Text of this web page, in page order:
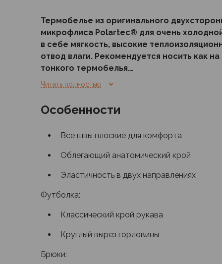
Беговые и спортивные
Пончо и дождевики
Пуховые куртки
Куртки с синтетическим утеплителем
Жилеты
Брюки
Брюки софтшелл и ветрозащита
Брюки с синтетическим утеплителем
Беговые и спортивные
Шорты
Термофутболки
Термотрусы
Толстовки, худи
Нижнее белье
Мужская обувь
Термобелье из оригинального
микрофлиса Polartec® для очень
в себе мягкость, высокие
отвод влаги. Рекомендуется носить как
тонкого термобелья.
профессионалов. Для последних он
и может использоваться в качестве
Читать полностью
Особенности
Все швы плоские для комфорта
Облегающий анатомический крой
Эластичность в двух направлениях
Футболка:
Классический крой рукава
Круглый вырез горловины
Брюки: